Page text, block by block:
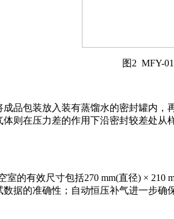
图2 MFY-
品包装放入装有蒸馏水的密封罐内
则在压力差的作用下沿密封较差处
的有效尺寸包括270 mm(直径) × 210
据的准确性；自动恒压补气进一步